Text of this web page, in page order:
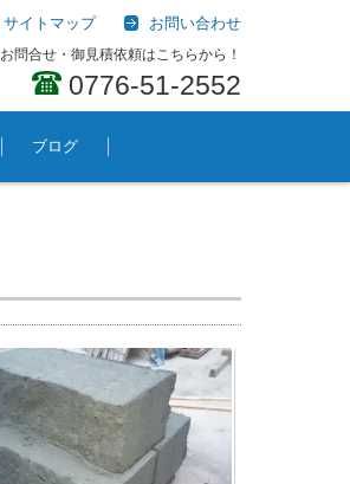
サイトマップ お問い合わせ
お問合せ・御見積依頼はこちらから！
0776-51-2552
ブログ